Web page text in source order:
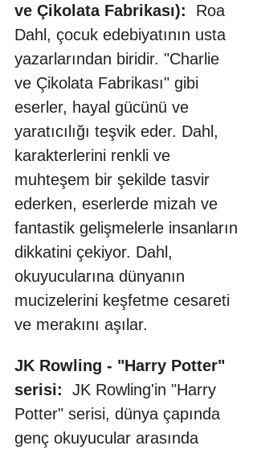
ve Çikolata Fabrikası):
  Roa
Dahl, çocuk edebiyatının usta
yazarlarından biridir. "Charlie
ve Çikolata Fabrikası" gibi
eserler, hayal gücünü ve
yaratıcılığı teşvik eder. Dahl,
karakterlerini renkli ve
muhteşem bir şekilde tasvir
ederken, eserlerde mizah ve
fantastik gelişmelerle insanların
dikkatini çekiyor. Dahl,
okuyucularına dünyanın
mucizelerini keşfetme cesareti
ve merakını aşılar.
JK Rowling - "Harry Potter"
serisi:
  JK Rowling'in "Harry
Potter" serisi, dünya çapında
genç okuyucular arasında